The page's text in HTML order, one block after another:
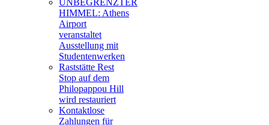
UNBEGRENZTER
HIMMEL: Athens
Airport
veranstaltet
Ausstellung mit
Studentenwerken
Raststätte Rest
Stop auf dem
Philopappou Hill
wird restauriert
Kontaktlose
Zahlungen für